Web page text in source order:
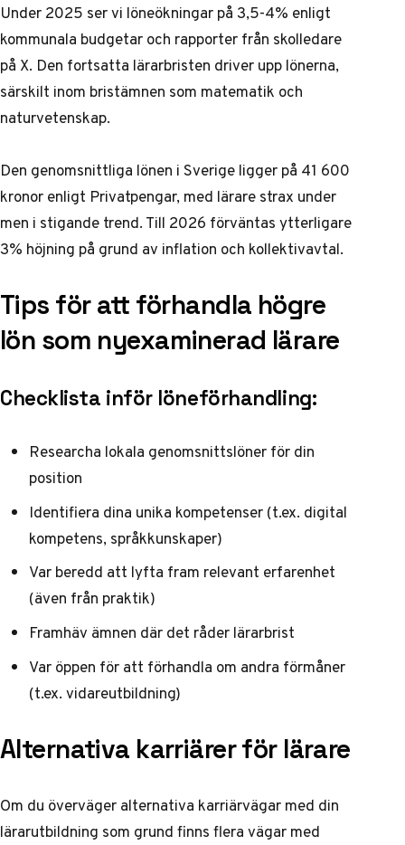
Under 2025 ser vi löneökningar på 3,5-4% enligt
kommunala budgetar och rapporter från skolledare
på X. Den fortsatta lärarbristen driver upp lönerna,
särskilt inom bristämnen som matematik och
naturvetenskap.
Den genomsnittliga lönen i Sverige ligger på 41 600
kronor enligt Privatpengar, med lärare strax under
men i stigande trend. Till 2026 förväntas ytterligare
3% höjning på grund av inflation och kollektivavtal.
Tips för att förhandla högre
lön som nyexaminerad lärare
Checklista inför löneförhandling:
Researcha lokala genomsnittslöner för din
position
Identifiera dina unika kompetenser (t.ex. digital
kompetens, språkkunskaper)
Var beredd att lyfta fram relevant erfarenhet
(även från praktik)
Framhäv ämnen där det råder lärarbrist
Var öppen för att förhandla om andra förmåner
(t.ex. vidareutbildning)
Alternativa karriärer för lärare
Om du överväger alternativa karriärvägar med din
lärarutbildning som grund finns flera vägar med